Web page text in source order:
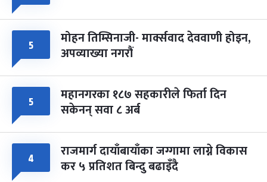
५ मोहन तिम्सिनाजी- मार्क्सवाद देववाणी होइन,
अपव्याख्या नगरौं
५ महानगरका १८७ सहकारीले फिर्ता दिन
सकेनन् सवा ८ अर्ब
४ राजमार्ग दायाँबायाँका जग्गामा लाग्ने विकास
कर ५ प्रतिशत बिन्दु बढाइँदै